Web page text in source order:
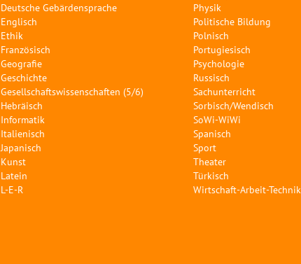
Deutsche Gebärdensprache
Englisch
Ethik
Französisch
Geografie
Geschichte
Gesellschaftswissenschaften (5/6)
Hebräisch
Informatik
Italienisch
Japanisch
Kunst
Latein
L-E-R
Physik
Politische Bildung
Polnisch
Portugiesisch
Psychologie
Russisch
Sachunterricht
Sorbisch/Wendisch
SoWi-WiWi
Spanisch
Sport
Theater
Türkisch
Wirtschaft-Arbeit-Technik